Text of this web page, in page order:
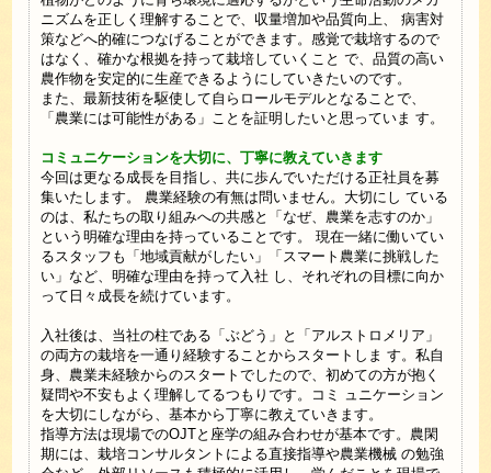
ニズムを正しく理解することで、収量増加や品質向上、 病害対
策などへ的確につなげることができます。感覚で栽培するので
はなく、確かな根拠を持って栽培していくこと で、品質の⾼い
農作物を安定的に⽣産できるようにしていきたいのです。
また、最新技術を駆使して⾃らロールモデルとなることで、
「農業には可能性がある」ことを証明したいと思っていま す。
コミュニケーションを⼤切に、丁寧に教えていきます
今回は更なる成⻑を⽬指し、共に歩んでいただける正社員を募
集いたします。 農業経験の有無は問いません。⼤切にし ている
のは、私たちの取り組みへの共感と「なぜ、農業を志すのか」
という明確な理由を持っていることです。 現在⼀緒に働いてい
るスタッフも「地域貢献がしたい」「スマート農業に挑戦した
い」など、明確な理由を持って⼊社 し、それぞれの⽬標に向か
って⽇々成⻑を続けています。
⼊社後は、当社の柱である「ぶどう」と「アルストロメリア」
の両⽅の栽培を⼀通り経験することからスタートしま す。私⾃
⾝、農業未経験からのスタートでしたので、初めての⽅が抱く
疑問や不安もよく理解してるつもりです。コミ ュニケーション
を⼤切にしながら、基本から丁寧に教えていきます。
指導⽅法は現場でのOJTと座学の組み合わせが基本です。農閑
期には、栽培コンサルタントによる直接指導や農業機械 の勉強